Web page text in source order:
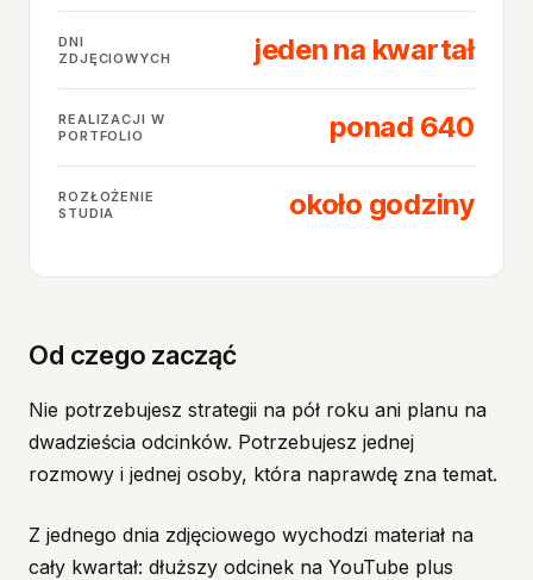
DNI
ZDJĘCIOWYCH
jeden na kwartał
REALIZACJI W
PORTFOLIO
ponad 640
ROZŁOŻENIE
STUDIA
około godziny
Od czego zacząć
Nie potrzebujesz strategii na pół roku ani planu na
dwadzieścia odcinków. Potrzebujesz jednej
rozmowy i jednej osoby, która naprawdę zna temat.
Z jednego dnia zdjęciowego wychodzi materiał na
cały kwartał: dłuższy odcinek na YouTube plus